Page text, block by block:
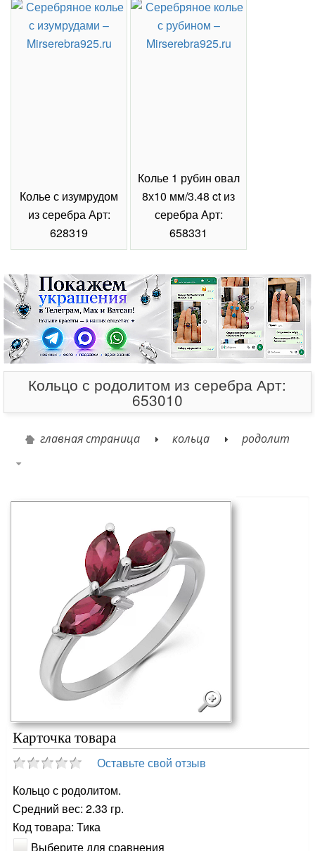
Оставьте свой отзыв
Кольцо с родолитом.
Средний вес: 2.33 гр.
Код товара: Тика
Выберите для сравнения
Выбрать размер:
18.5
2 500
Нашли этот товар дешевле? - Жми сюда!
Отправить другу
Производство:Индия
Поделиться
На изделии стоит 925 проба (оттиск)
Государственной пробирной инспекции
Бесплатная доставка в любую точку России
от 7 000 руб.Подробнее
Проверить подлинность украшения можно на
сайте Федеральной пробирной палаты —
ГИИС ДМДК